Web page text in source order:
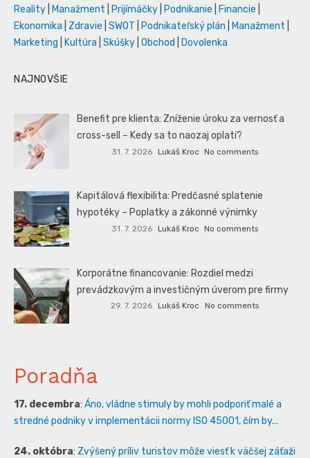
Reality
Manažment Prijímáčky Podnikanie Financie
Ekonomika
Zdravie SWOT Podnikateľský plán Manažment
Marketing
Kultúra Skúšky Obchod Dovolenka
NAJNOVŠIE
Benefit pre klienta: Zníženie úroku za vernosť a
cross-sell – Kedy sa to naozaj oplatí?
31. 7. 2026 Lukáš Kroc No comments
Kapitálová flexibilita: Predčasné splatenie
hypotéky – Poplatky a zákonné výnimky
31. 7. 2026 Lukáš Kroc No comments
Korporátne financovanie: Rozdiel medzi
prevádzkovým a investičným úverom pre firmy
29. 7. 2026 Lukáš Kroc No comments
Poradňa
17. decembra: Áno, vládne stimuly by mohli podporiť malé a
stredné podniky v implementácii normy ISO 45001, čím by...
24. októbra: Zvýšený príliv turistov môže viesť k väčšej záťaži